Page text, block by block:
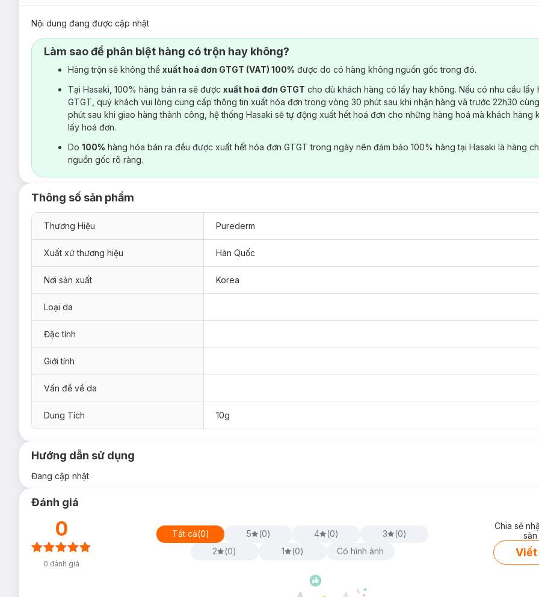
Nội dung đang được cập nhật
Làm sao để phân biệt hàng có trộn hay không?
Hàng trộn sẽ không thể xuất hoá đơn GTGT (VAT) 100% được do có hàng không nguồn gốc trong đó.
Tại Hasaki, 100% hàng bán ra sẽ được xuất hoá đơn GTGT cho dù khách hàng có lấy hay không. Nếu có nhu cầu lấy
GTGT, quý khách vui lòng cung cấp thông tin xuất hóa đơn trong vòng 30 phút sau khi nhận hàng và trước 22h30
phút sau khi giao hàng thành công, hệ thống Hasaki sẽ tự động xuất hết hoá đơn cho những hàng hoá mà khách hàng
lấy hoá đơn.
Do 100% hàng hóa bán ra đều được xuất hết hóa đơn GTGT trong ngày nên đảm bảo 100% hàng tại Hasaki là hàng
nguồn gốc rõ ràng.
Thông số sản phẩm
Thương Hiệu Purederm
Xuất xứ thương hiệu Hàn Quốc
Nơi sản xuất Korea
Loại da
Đặc tính
Giới tính
Vấn đề về da
Dung Tích 10g
Hướng dẫn sử dụng
Đang cập nhật
Đánh giá
0
0 đánh giá
Tất cả(0) 5 (0) 4 (0) 3 (0)
2
(0) 1 (0) Có hình ảnh
Chia sẻ
Viết